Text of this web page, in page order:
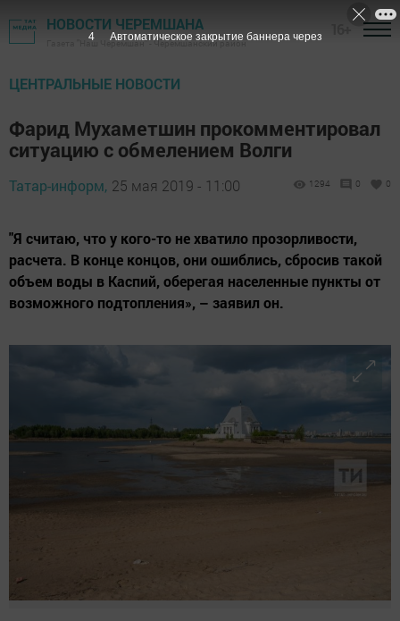
НОВОСТИ ЧЕРЕМШАНА
Газета "Наш Черемшан" - Черемшанский район
ЦЕНТРАЛЬНЫЕ НОВОСТИ
Фарид Мухаметшин прокомментировал
ситуацию с обмелением Волги
Татар-информ, 25 мая 2019 - 11:00 1294 0 0
"Я считаю, что у кого-то не хватило прозорливости,
расчета. В конце концов, они ошиблись, сбросив такой
объем воды в Каспий, оберегая населенные пункты от
возможного подтопления», – заявил он.
3 Автоматическое закрытие баннера через